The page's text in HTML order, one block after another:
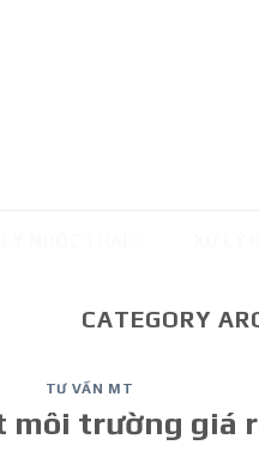
CATEGORY
TƯ VẤN MT
môi trường giá